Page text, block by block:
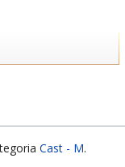
Cast - M.